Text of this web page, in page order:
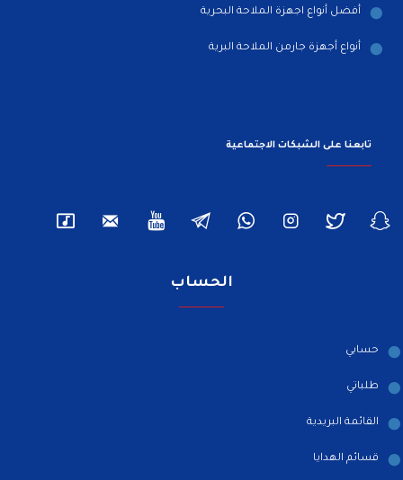
أفضل أنواع اجهزة الملاحة البحرية
أنواع أجهزة جارمن الملاحة البرية
تابعنا على الشبكات الاجتماعية
الحساب
حسابي
طلباتي
القائمة البريدية
قسائم الهدايا